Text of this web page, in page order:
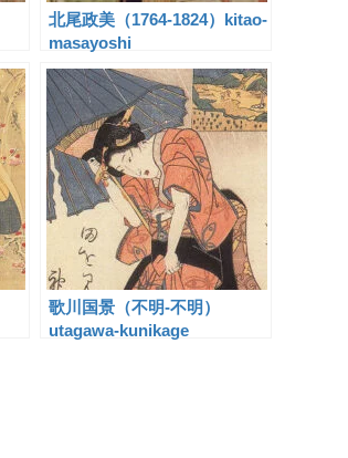
北尾政美（1764-1824）kitao-
masayoshi
歌川国景（不明-不明）
utagawa-kunikage